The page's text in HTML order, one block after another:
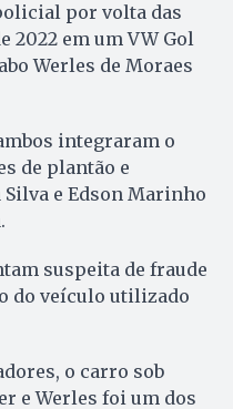
por volta das
2022 em um VW Gol
Werles de Moraes
integraram o
de plantão e
Silva e Edson Marinho
suspeita de fraude
do veículo utilizado
o carro sob
e Werles foi um dos